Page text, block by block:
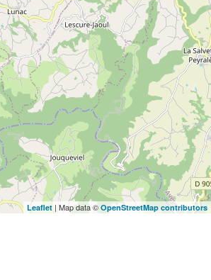
Leaflet | Map data © OpenStreetMap contributors